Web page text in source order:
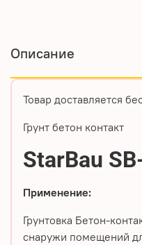
Описание
Товар доставляется
Грунт бетон контакт
StarBau
Применение:
Грунтовка Бетон-
снаружи помещений